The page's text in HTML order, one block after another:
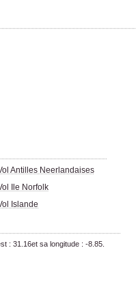
Antilles Neerlandaises
Ile Norfolk
Islande
: 31.16et sa longitude : -8.85.